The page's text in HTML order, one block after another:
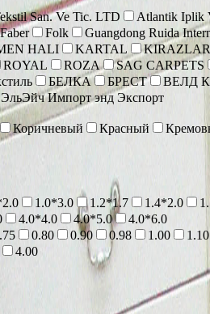
San. Ve Tic. LTD Atlantik Iplik
Faber Folk Guangdong Ruida
HALI KARTAL KIRAZLAR
ROYAL ROZA SAG CARPETS
БЕЛКА БРЕСТ ВЕЛД
ЭльЭйч Импорт энд Экспорт
Коричневый Красный
1.0*3.0 1.2*1.7 1.4*2.0
4.0*4.0 4.0*5.0
4.0*6.0
0.80 0.90 0.98 1.00 1.10
4.00